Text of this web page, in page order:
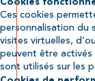
Ces cookies
personnalisation du
visites virtuelles,
peuvent être
sont utilisés sur les